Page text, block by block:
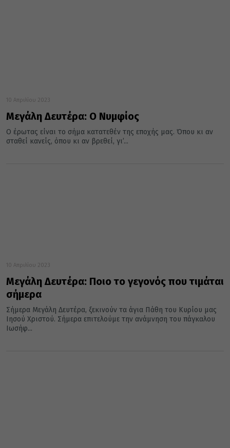
10 Απριλίου 2023
Μεγάλη Δευτέρα: Ο Νυμφίος
Ο έρωτας είναι το σήμα κατατεθέν της εποχής μας. Όπου κι αν
σταθεί κανείς, όπου κι αν βρεθεί, γι’...
10 Απριλίου 2023
Μεγάλη Δευτέρα: Ποιο το γεγονός που τιμάται
σήμερα
Σήμερα Μεγάλη Δευτέρα, ξεκινούν τα άγια Πάθη του Κυρίου μας
Ιησού Χριστού. Σήμερα επιτελούμε την ανάμνηση του πάγκαλου
Ιωσήφ...